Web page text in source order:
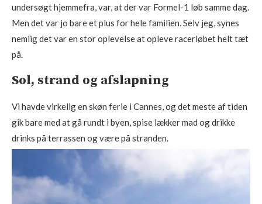
undersøgt hjemmefra, var, at der var Formel-1 løb samme dag.
Men det var jo bare et plus for hele familien. Selv jeg, synes
nemlig det var en stor oplevelse at opleve racerløbet helt tæt
på.
Sol, strand og afslapning
Vi havde virkelig en skøn ferie i Cannes, og det meste af tiden
gik bare med at gå rundt i byen, spise lækker mad og drikke
drinks på terrassen og være på stranden.